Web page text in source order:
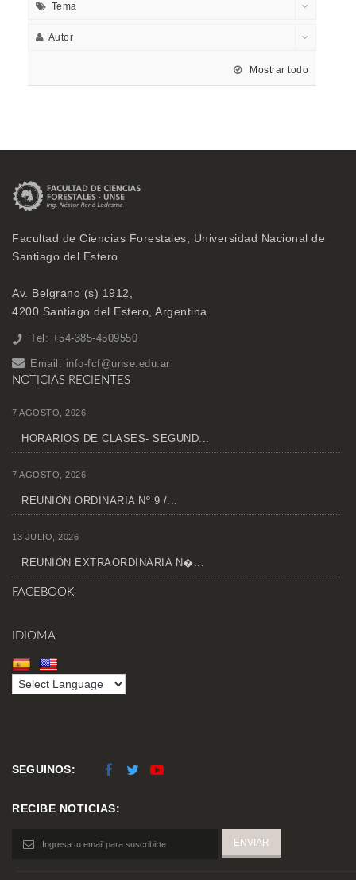
Tema
Autor
Mostrar todo
Facultad de Ciencias Forestales, Universidad Nacional de
Santiago del Estero
Av. Belgrano (s) 1912,
4200 Santiago del Estero, Argentina
Tel: +54-385-4509550
Email: info-fcf@unse.edu.ar
NOTICIAS RECIENTES
7 AGOSTO, 2026
HORARIOS DE CLASES- SEGUND...
7 AGOSTO, 2026
REUNIÓN ORDINARIA Nº 9 /...
13 JULIO, 2026
REUNIÓN EXTRAORDINARIA N�...
FACEBOOK
IDIOMA
SEGUINOS:
RECIBE NOTICIAS: